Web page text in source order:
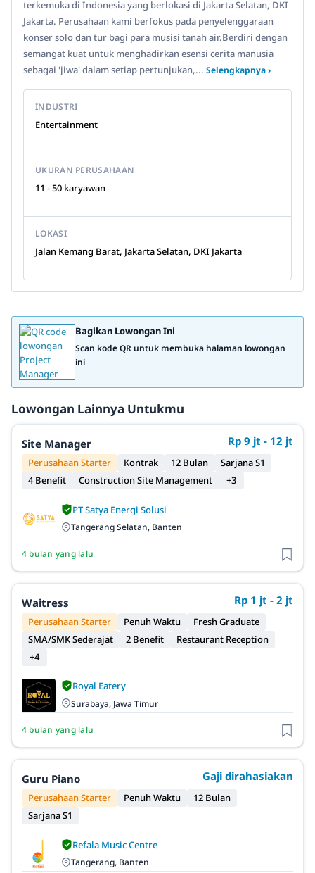
terkemuka di Indonesia yang berlokasi di Jakarta Selatan, DKI
Jakarta. Perusahaan kami berfokus pada penyelenggaraan
konser solo dan tur bagi para musisi tanah air.Berdiri dengan
semangat kuat untuk menghadirkan esensi cerita manusia
sebagai 'jiwa' dalam setiap pertunjukan,... Selengkapnya ›
INDUSTRI
Entertainment
UKURAN PERUSAHAAN
11 - 50 karyawan
LOKASI
Jalan Kemang Barat, Jakarta Selatan, DKI Jakarta
Bagikan Lowongan Ini
Scan kode QR untuk membuka halaman lowongan
ini
Lowongan Lainnya Untukmu
Site Manager Rp 9 jt - 12 jt
Perusahaan Starter Kontrak 12 Bulan
Sarjana S1
4 Benefit
Construction Site Management +3
PT Satya Energi Solusi
Tangerang Selatan, Banten
4 bulan yang lalu
Waitress Rp 1 jt - 2 jt
Perusahaan Starter Penuh Waktu
Fresh Graduate
SMA/SMK Sederajat
2 Benefit
Restaurant Reception
+4
Royal Eatery
Surabaya, Jawa Timur
4 bulan yang lalu
Guru Piano Gaji dirahasiakan
Perusahaan Starter Penuh Waktu
12 Bulan
Sarjana S1
Refala Music Centre
Tangerang, Banten